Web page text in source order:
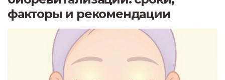
факторы и рекомендации